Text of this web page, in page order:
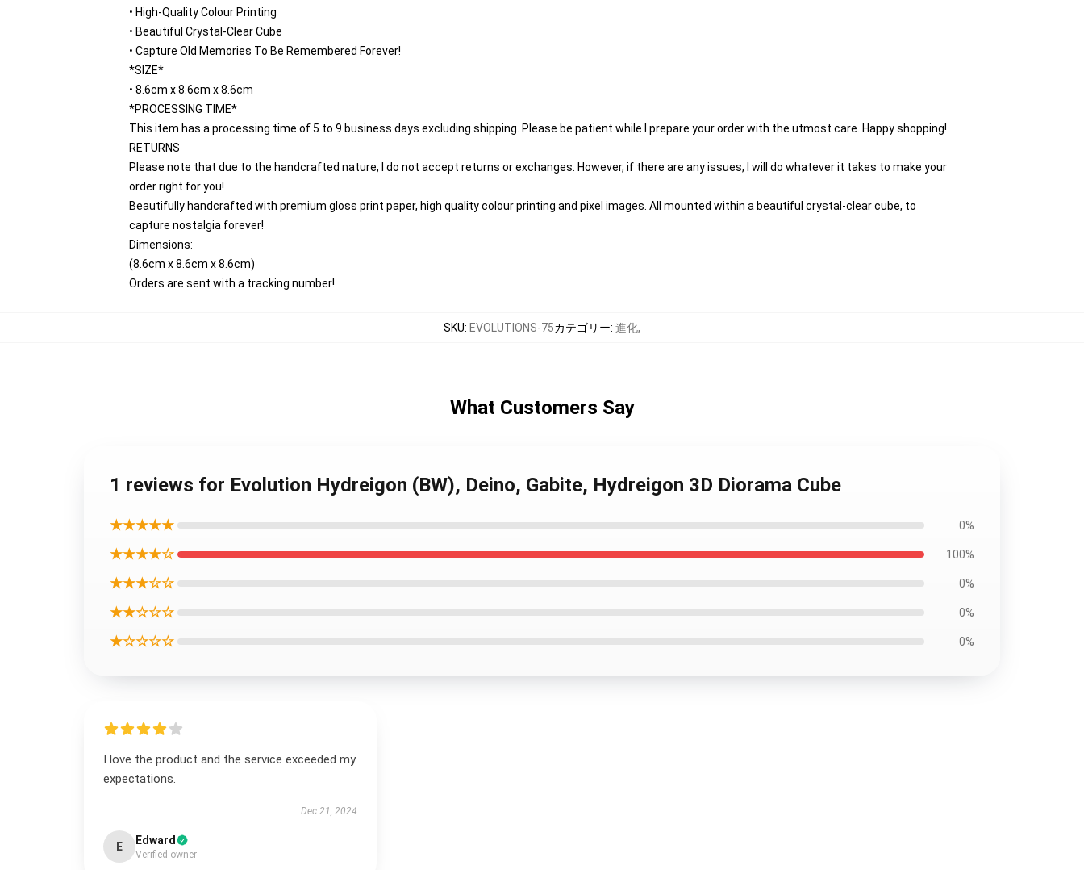
• High-Quality Colour Printing
• Beautiful Crystal-Clear Cube
• Capture Old Memories To Be Remembered Forever!
*SIZE*
• 8.6cm x 8.6cm x 8.6cm
*PROCESSING TIME*
This item has a processing time of 5 to 9 business days excluding shipping. Please be patient while I prepare your order with the utmost care. Happy shopping!
RETURNS
Please note that due to the handcrafted nature, I do not accept returns or exchanges. However, if there are any issues, I will do whatever it takes to make your
order right for you!
Beautifully handcrafted with premium gloss print paper, high quality colour printing and pixel images. All mounted within a beautiful crystal-clear cube, to
capture nostalgia forever!
Dimensions:
(8.6cm x 8.6cm x 8.6cm)
Orders are sent with a tracking number!
SKU: EVOLUTIONS-75カテゴリー: 進化,
What Customers Say
1 reviews for Evolution Hydreigon (BW), Deino, Gabite, Hydreigon 3D Diorama Cube
★★★★★ 0%
★★★★☆ 100%
★★★☆☆ 0%
★★☆☆☆ 0%
★☆☆☆☆ 0%
I love the product and the service exceeded my
expectations.
Dec 21, 2024
E Edward
Verified owner